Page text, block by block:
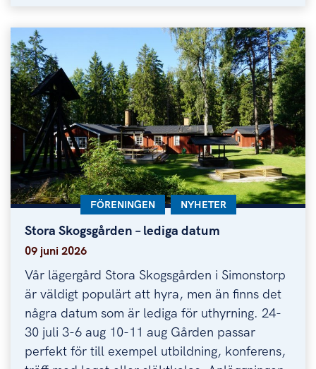
Stora Skogsgården – lediga datum
Stora Skogsgården – lediga datum
KATEGORI:
FÖRENINGEN KATEGORI:
NYHETER
09 juni 2026
Vår lägergård Stora Skogsgården i Simonstorp
är väldigt populärt att hyra, men än finns det
några datum som är lediga för uthyrning. 24-
30 juli 3-6 aug 10-11 aug Gården passar
perfekt för till exempel utbildning, konferens,